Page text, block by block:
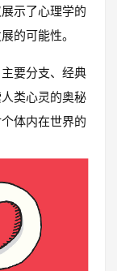
示了心理学的
的可能性。
要分支、经典
类心灵的奥秘
体内在世界的